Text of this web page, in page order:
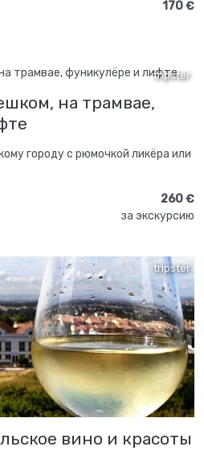
170 €
tripster
на трамвае,
городу с рюмочкой ликёра или
260 €
за экскурсию
tripster
вино и красоты